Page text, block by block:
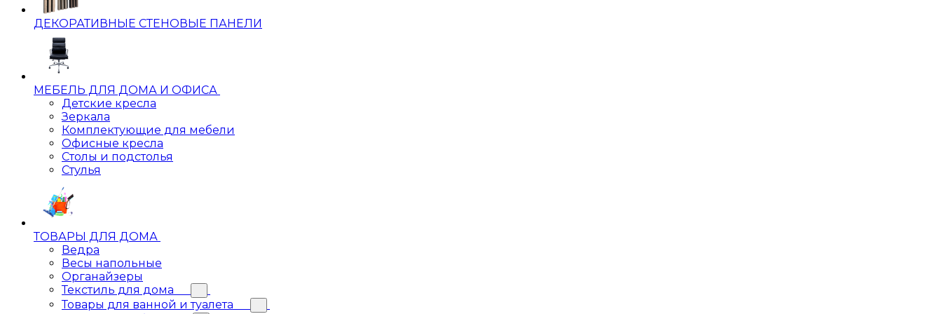
ДЕКОРАТИВНЫЕ СТЕНОВЫЕ ПАНЕЛИ
МЕБЕЛЬ ДЛЯ ДОМА И ОФИСА
Детские кресла
Зеркала
Комплектующие для мебели
Офисные кресла
Столы и подстолья
Стулья
ТОВАРЫ ДЛЯ ДОМА
Ведра
Весы напольные
Органайзеры
Текстиль для дома
Товары для ванной и туалета